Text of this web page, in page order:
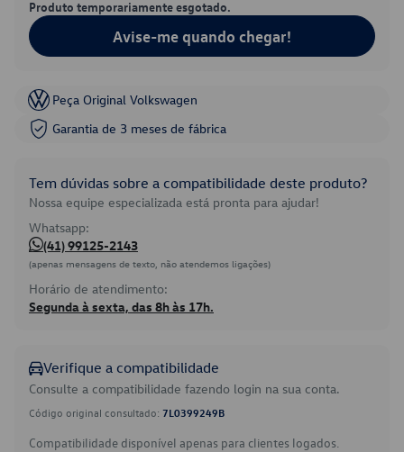
Produto temporariamente esgotado.
Avise-me quando chegar!
Peça Original Volkswagen
Garantia de 3 meses de fábrica
Tem dúvidas sobre a compatibilidade deste produto?
Nossa equipe especializada está pronta para ajudar!
Whatsapp:
(41) 99125-2143
(apenas mensagens de texto, não atendemos ligações)
Horário de atendimento:
Segunda à sexta, das 8h às 17h.
Verifique a compatibilidade
Consulte a compatibilidade fazendo login na sua conta.
Código original consultado: 7L0399249B
Compatibilidade disponível apenas para clientes logados.